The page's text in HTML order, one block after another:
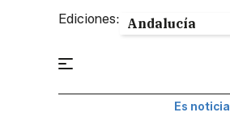
Ediciones:
Es noticia